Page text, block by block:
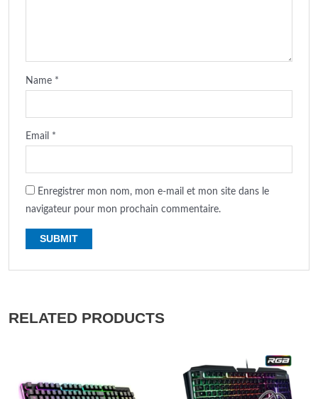
Name *
Email *
Enregistrer mon nom, mon e-mail et mon site dans le
navigateur pour mon prochain commentaire.
RELATED PRODUCTS